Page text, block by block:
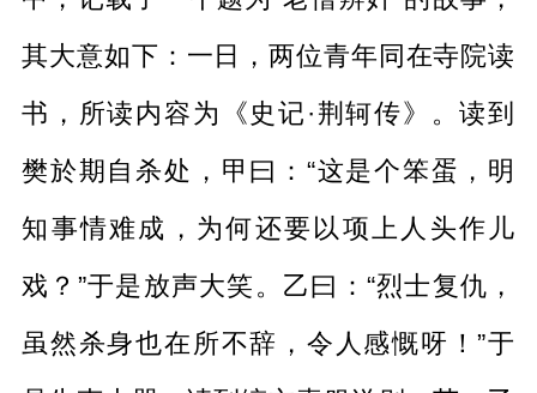
其大意如下：一日，两位青年同在寺院读
书，所读内容为《史记·荆轲传》。读到
樊於期自杀处，甲曰：“这是个笨蛋，明
知事情难成，为何还要以项上人头作儿
戏？”于是放声大笑。乙曰：“烈士复仇，
虽然杀身也在所不辞，令人感慨呀！”于